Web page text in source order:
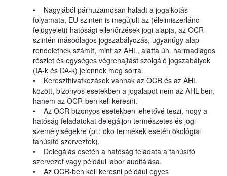
• Nagyjából párhuzamosan haladt a jogalkotás
folyamata, EU szinten is megújult az (élelmiszerlánc-
felügyeleti) hatósági ellenőrzések jogi alapja, az OCR
szintén másodlagos jogszabályozás, ugyanúgy alap
rendeletnek számít, mint az AHL, alatta ún. harmadlagos
részlet és egységes végrehajtást szolgáló jogszabályok
(IA-k és DA-k) jelennek meg sorra.
• Kereszthivatkozások vannak az OCR és az AHL
között, bizonyos esetekben a jogalapot nem az AHL-ben,
hanem az OCR-ben kell keresni.
• Az OCR bizonyos esetekben lehetővé teszi, hogy a
hatóság feladatokat delegáljon természetes és jogi
személyiségekre (pl.: öko termékek esetén ökológiai
tanúsító szerveztek).
• Delegálás esetén a hatóság feladata a tanúsító
szervezet vagy például labor auditálása.
• Az OCR-ben kell keresni például egyes